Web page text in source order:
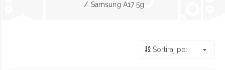
Samsung A17 5g